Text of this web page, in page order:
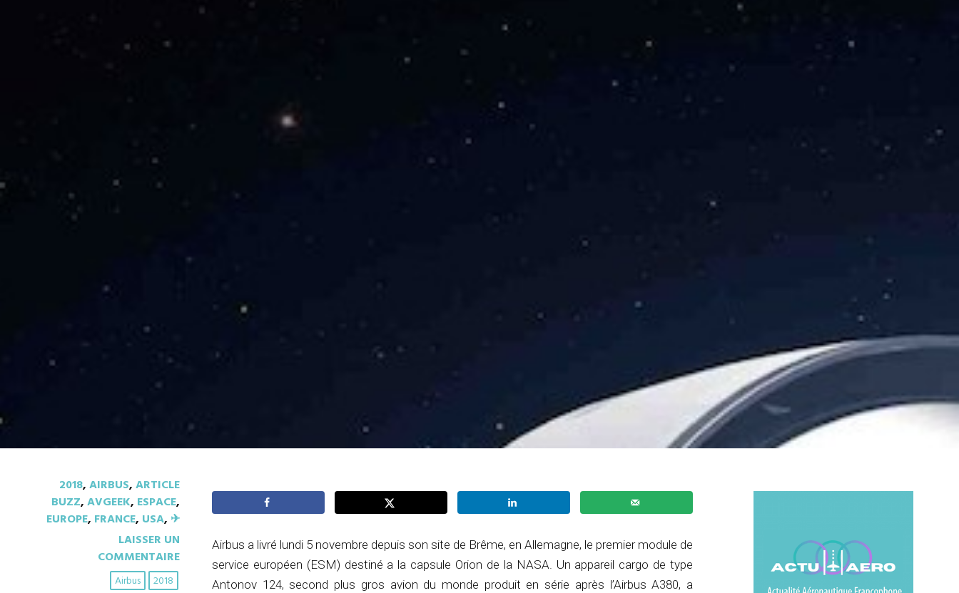
/// NASA : Airbus livre le 1er module de service européen pour la
capsule Orion
2018,AIRBUS,ARTICLE
BUZZ,AVGEEK, ESPACE,
EUROPE, FRANCE, USA, ✈︎
LAISSER UN
COMMENTAIRE
2018
Airbus
Airbus a livré lundi 5 novembre depuis son site de Brême, en Allemagne, le premier module de
service européen (ESM) destiné a la capsule Orion de la NASA. Un appareil cargo de type
Antonov 124, second plus gros avion du monde produit en série après l’Airbus A380, a